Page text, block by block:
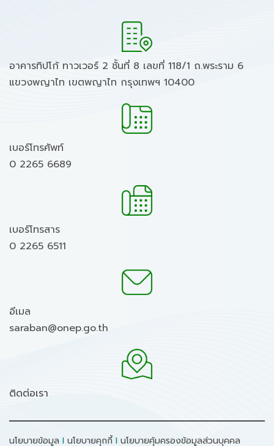
อาคารทิปโก้ ทาวเวอร์ 2 ชั้นที่ 8 เลขที่ 118/1 ถ.พระราม 6
แขวงพญาไท เขตพญาไท กรุงเทพฯ 10400
เบอร์โทรศัพท์
0 2265 6689
เบอร์โทรสาร
0 2265 6511
อีเมล
saraban@onep.go.th
ติดต่อเรา
นโยบายข้อมูล I นโยบายคุกกี้ I นโยบายคุ้มครองข้อมูลส่วนบุคคล